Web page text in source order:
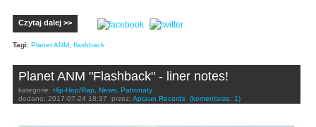
Czytaj dalej >>
Tagi: Planet ANM, flashback
Planet ANM "Flashback" - liner notes!
kategorie: Hip-Hop/Rap, News, Patronaty
dodano: 2017-07-24 18:37 przez: Aptaun Records (komentarze: 1)